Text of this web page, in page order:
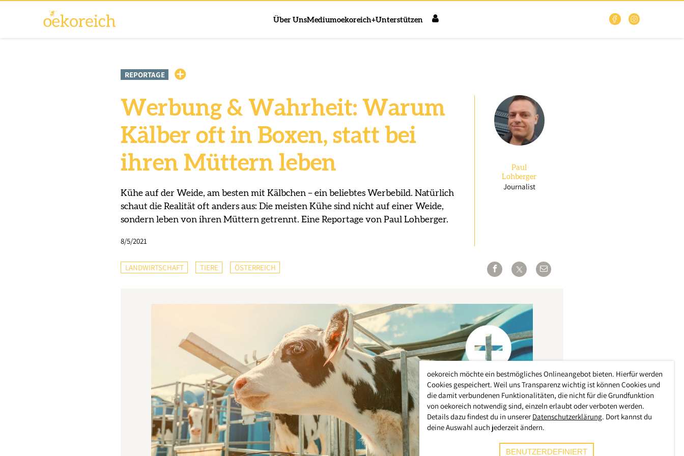
Über UnsMediumoekoreich+Unterstützen
REPORTAGE
Werbung & Wahrheit: Warum
Kälber oft in Boxen, statt bei
ihren Müttern leben
Kühe auf der Weide, am besten mit Kälbchen – ein beliebtes Werbebild. Natürlich
schaut die Realität oft anders aus: Die meisten Kühe sind nicht auf einer Weide,
sondern leben von ihren Müttern getrennt. Eine Reportage von Paul Lohberger.
8/5/2021
Paul
Lohberger
Journalist
LANDWIRTSCHAFT TIERE ÖSTERREICH
oekoreich möchte ein bestmögliches Onlineangebot bieten. Hierfür werden
Cookies gespeichert. Weil uns Transparenz wichtig ist können Cookies und
die damit verbundenen Funktionalitäten, die nicht für die Grundfunktion
von oekoreich notwendig sind, einzeln erlaubt oder verboten werden.
Details dazu findest du in unserer Datenschutzerklärung. Dort kannst du
deine Auswahl auch jederzeit ändern.
BENUTZERDEFINIERT